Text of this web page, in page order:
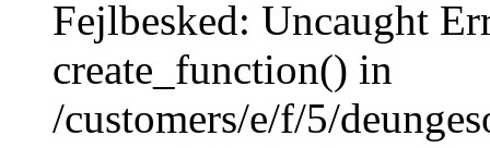
Fejlbesked: Uncaught
create_function() in
/customers/e/f/5/